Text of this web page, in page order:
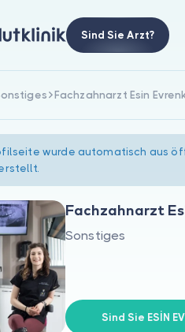
Sind Sie Arzt?
Fachzahnarzt Esin
wurde automatisch aus
Fachzahnarzt
Sonstiges
Sind Sie ESİN